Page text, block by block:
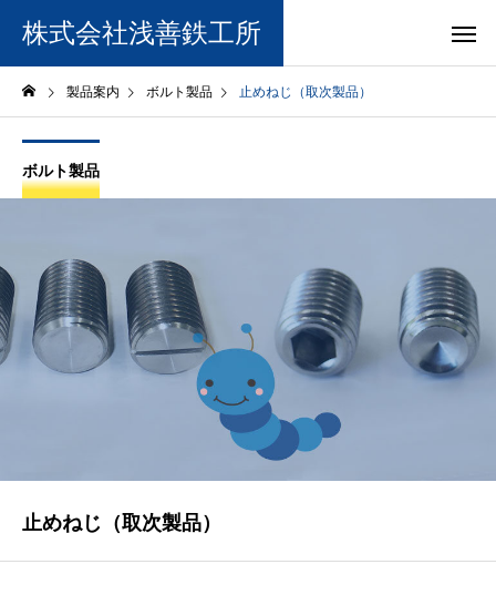
株式会社浅善鉄工所
製品案内 ボルト製品 止めねじ（取次製品）
ボルト製品
止めねじ（取次製品）